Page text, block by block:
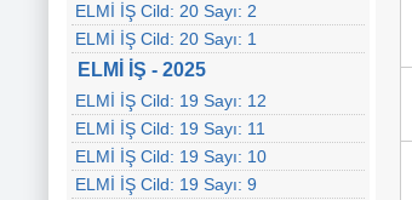
ELMİ İŞ Cild: 20 Sayı: 2
ELMİ İŞ Cild: 20 Sayı: 1
ELMİ İŞ - 2025
ELMİ İŞ Cild: 19 Sayı: 12
ELMİ İŞ Cild: 19 Sayı: 11
ELMİ İŞ Cild: 19 Sayı: 10
ELMİ İŞ Cild: 19 Sayı: 9